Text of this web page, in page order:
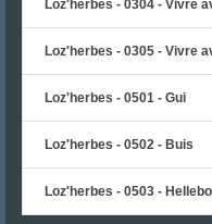
Loz'herbes - 0304 - Vivre
Loz'herbes - 0305 - Vivre
Loz'herbes - 0501 - Gui
Loz'herbes - 0502 - Buis
Loz'herbes - 0503 -